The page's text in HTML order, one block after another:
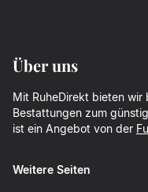
Über uns
Mit RuheDirekt bieten
Bestattungen zum
ist ein Angebot von der
Weitere Seiten